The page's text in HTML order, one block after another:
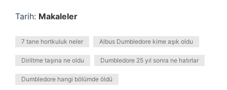
Tarih: Makaleler
7 tane hortkuluk neler Albus Dumbledore kime aşık oldu
Diriltme taşına ne oldu Dumbledore 25 yıl sonra ne hatırlar
Dumbledore hangi bölümde öldü